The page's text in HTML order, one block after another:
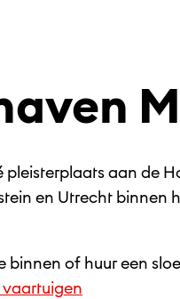
aan de
en Utrecht binnen
binnen of huur een